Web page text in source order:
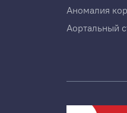
Аномалия
Аортальный